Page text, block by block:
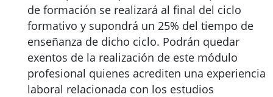
de formación se realizará al final del ciclo
formativo y supondrá un 25% del tiempo de
enseñanza de dicho ciclo. Podrán quedar
exentos de la realización de este módulo
profesional quienes acrediten una experiencia
laboral relacionada con los estudios